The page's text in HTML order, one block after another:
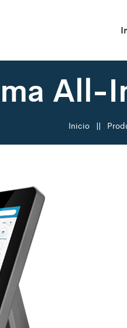
All-
Inicio